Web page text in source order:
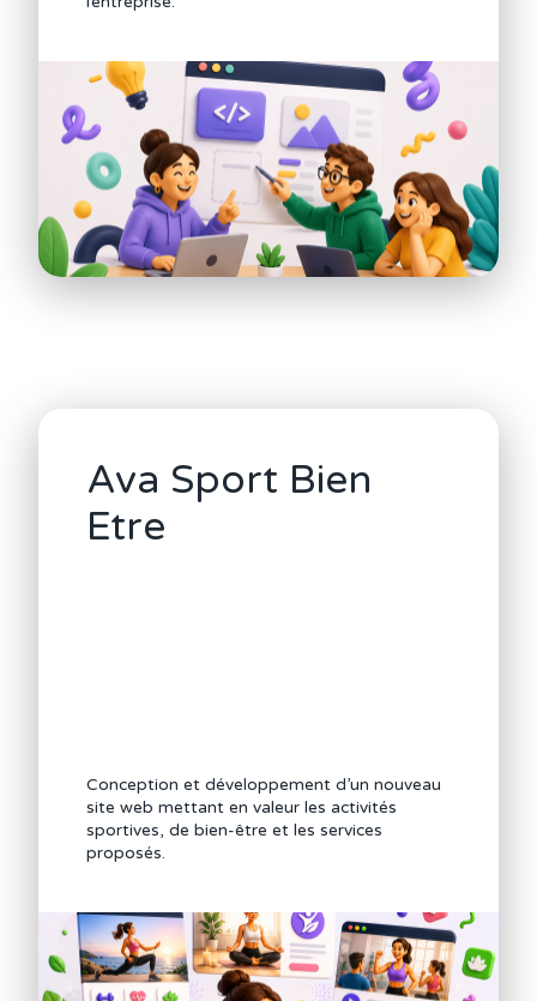
Ava Sport Bien
Etre
Conception et développement d’un nouveau
site web mettant en valeur les activités
sportives, de bien-être et les services
proposés.